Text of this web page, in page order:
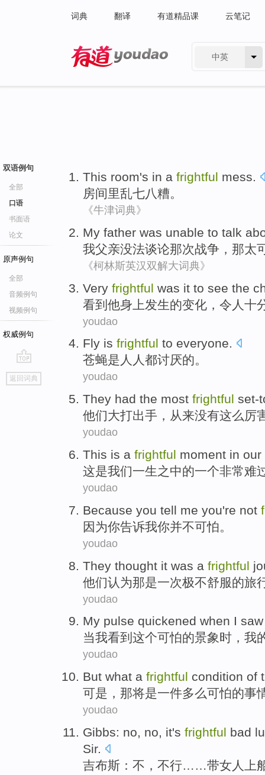
词典 翻译 有道精品课 云笔记
中英
双语例句
全部
口语
书面语
论文
原声例句
全部
音频例句
视频例句
权威例句
go
top
返回词典
This room's in a frightful mess.
房间里乱七八糟。
《牛津词典》
My father was unable to talk
我父亲没法谈论那次战争 ， 那太
《柯林斯英汉双解大词典》
Very frightful was it to see the
看到 他身上发生的变化 ，令人 十
youdao
Fly is frightful to everyone.
苍蝇是 人人都讨厌的。
youdao
They had the most frightful set-
他们大打出手 ，从来没有这么厉
youdao
This is a frightful moment in our
这是我们一生之中的一个非常难
youdao
Because you tell me you're not
因为你告诉我你并不可怕。
youdao
They thought it was a frightful
他们认为那是一次极不舒服的旅
youdao
My pulse quickened when I saw
当我看到 这个可怕的景象时， 我
youdao
But what a frightful condition of
可是 ， 那将是一件多么可怕的事
youdao
Gibbs: no, no, it's frightful bad
Sir.
吉布斯 ： 不 ，不行……带女人 上